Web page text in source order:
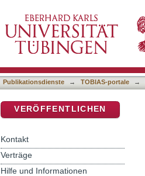
Publikationsdienste → TOBIAS-portale →
VERÖFFENTLICHEN
Kontakt
Verträge
Hilfe und Informationen